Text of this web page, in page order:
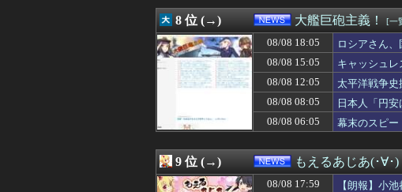
08/08 16:00
【福岡県議会】政治資金
08/08 16:00
【犬笛】毎日新聞「ふるさ
08/08 16:00
【うさぎおいしい】「ウサ
08/08 16:00
【大阪】フェラーリを手が
08/08 15:55
放課後、弓袋を背負って練
08/08 15:49
「BYD RACCOは利便性よ
【拡散希望】辺野古転覆
08/08 15:40
台風13号は中国大陸に行
08/08 15:39
本当は無職なのに彼女に
08/08 15:30
「外国人受け入れ反対」
08/08 15:30
こいつに金を流す政党っ
08/08 15:29
国連事務総長「お金があり
8 位 (→) 大艦巨砲主義！ [一
08/08 18:05
ロシアさん
08/08 15:05
キャッシュ
08/08 12:05
太平洋戦争史
08/08 08:05
日本人「円
08/08 06:05
幕末のスピー
9 位 (→) もえるあじあ(･∀･)
08/08 17:59
【朗報】小